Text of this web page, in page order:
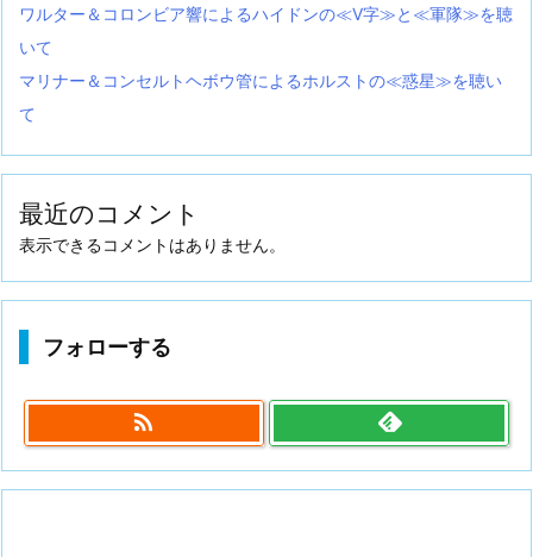
ワルター＆コロンビア響によるハイドンの≪V字≫と≪軍隊≫を聴
いて
マリナー＆コンセルトヘボウ管によるホルストの≪惑星≫を聴い
て
最近のコメント
表示できるコメントはありません。
フォローする
